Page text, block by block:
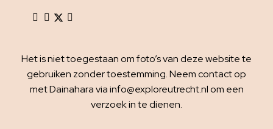
Het is niet toegestaan om foto’s van deze website te
gebruiken zonder toestemming. Neem contact op
met Dainahara via info@exploreutrecht.nl om een
verzoek in te dienen.